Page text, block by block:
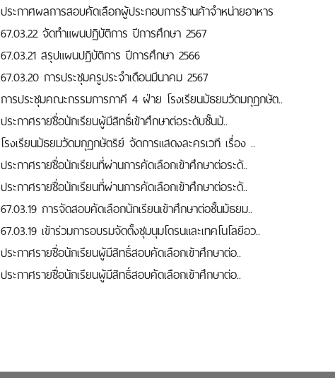
ประกาศผลการสอบคัดเลือกผู้ประกอบการร้านค้าจำหน่ายอาหาร
67.03.22 จัดทำแผนปฏิบัติการ ปีการศึกษา 2567
67.03.21 สรุปแผนปฏิบัติการ ปีการศึกษา 2566
67.03.20 การประชุมครูประจำเดือนมีนาคม 2567
การประชุมคณะกรรมการภาคี 4 ฝ่าย โรงเรียนมัธยมวัดมกุฏกษัต..
ประกาศรายชื่อนักเรียนผู้มีสิทธิ์เข้าศึกษาต่อระดับชั้นมั..
โรงเรียนมัธยมวัดมกุฏกษัตริย์ จัดการแสดงละครเวที เรื่อง ..
ประกาศรายชื่อนักเรียนที่ผ่านการคัดเลือกเข้าศึกษาต่อระดั..
ประกาศรายชื่อนักเรียนที่ผ่านการคัดเลือกเข้าศึกษาต่อระดั..
67.03.19 การจัดสอบคัดเลือกนักเรียนเข้าศึกษาต่อชั้นม้ธยม..
67.03.19 เข้าร่วมการอบรมจัดตั้งชุมนุมโดรนและเทคโนโลยีอว..
ประกาศรายชื่อนักเรียนผู้มีสิทธิ์สอบคัดเลือกเข้าศึกษาต่อ..
ประกาศรายชื่อนักเรียนผู้มีสิทธิ์สอบคัดเลือกเข้าศึกษาต่อ..